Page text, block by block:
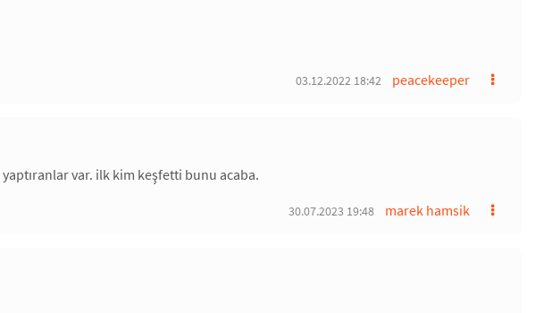
peacekeeper
03.12.2022 18:42
var. ilk kim keşfetti bunu acaba.
marek hamsik
30.07.2023 19:48